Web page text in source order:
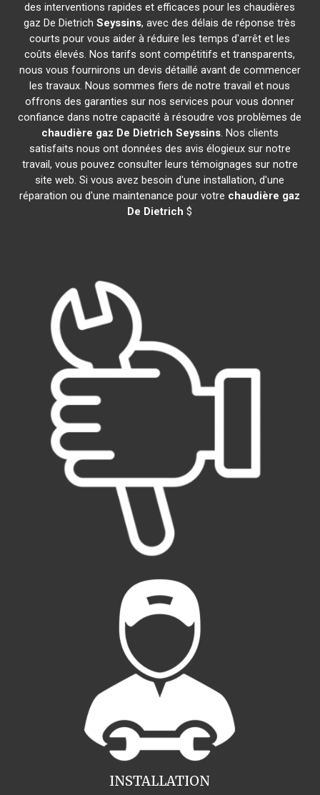
des interventions rapides et efficaces pour les chaudières
gaz De DietrichSeyssins, avec des délais de réponse très
courts pour vous aider à réduire les temps d'arrêt et les
coûts élevés. Nos tarifs sont compétitifs et transparents,
nous vous fournirons un devis détaillé avant de commencer
les travaux. Nous sommes fiers de notre travail et nous
offrons des garanties sur nos services pour vous donner
confiance dans notre capacité à résoudre vos problèmes de
chaudière gaz De Dietrich Seyssins. Nos clients
satisfaits nous ont données des avis élogieux sur notre
travail, vous pouvez consulter leurs témoignages sur notre
site web. Si vous avez besoin d'une installation, d'une
réparation ou d'une maintenance pour votre chaudière gaz
De Dietrich $
INSTALLATION